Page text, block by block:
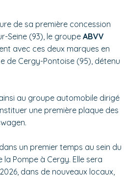
de sa première concession
Seine (93), le groupe ABVV
avec ces deux marques en
de Cergy-Pontoise (95), détenu
au groupe automobile dirigé
une première plaque des
un premier temps au sein du
la Pompe à Cergy. Elle sera
dans de nouveaux locaux,